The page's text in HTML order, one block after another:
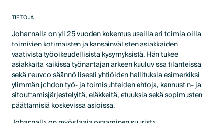
TIETOJA
Johannalla on yli 25 vuoden kokemus useilla eri toimialoilla
toimivien kotimaisten ja kansainvälisten asiakkaiden
vaativista työoikeudellisista kysymyksistä. Hän tukee
asiakkaita kaikissa työnantajan arkeen kuuluvissa tilanteissa
sekä neuvoo säännöllisesti yhtiöiden hallituksia esimerkiksi
ylimmän johdon työ- ja toimisuhteiden ehtoja, kannustin- ja
sitouttamisjärjestelyitä, eläkkeitä, etuuksia sekä sopimusten
päättämisiä koskevissa asioissa.